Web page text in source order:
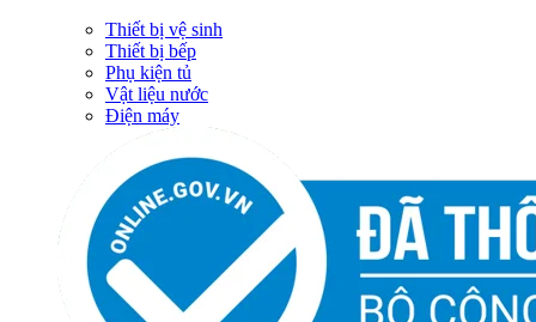
Thiết bị vệ sinh
Thiết bị bếp
Phụ kiện tủ
Vật liệu nước
Điện máy